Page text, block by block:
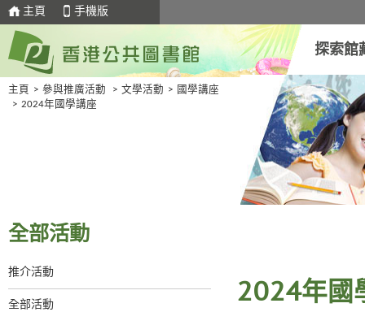
主頁 手機版
探索館
主頁 > 參與推廣活動 > 文學活動 > 國學講座
> 2024年國學講座
全部活動
推介活動
全部活動 2024年國